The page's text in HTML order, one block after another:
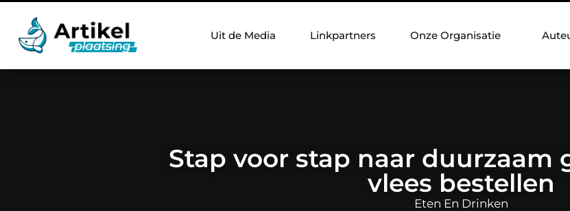
Uit de Media Linkpartners Onze Organisatie
Stap voor stap naar duurzaam
vlees bestellen
Eten En Drinken